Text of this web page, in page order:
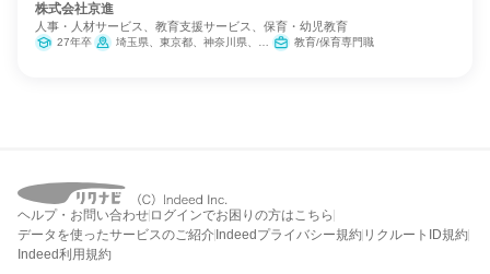
株式会社京進
人事・人材サービス、教育支援サービス、保育・幼児教育
27年卒 埼玉県、東京都、神奈川県、愛知県、滋賀県、京都府、大阪府、兵庫県、奈良県、岡山県、広島県 教育/保育専門職
ヘルプ・お問い合わせ ログインでお困りの方はこちら
データを使ったサービスのご紹介 Indeedプライバシー規約 リクルートID規約
Indeed利用規約